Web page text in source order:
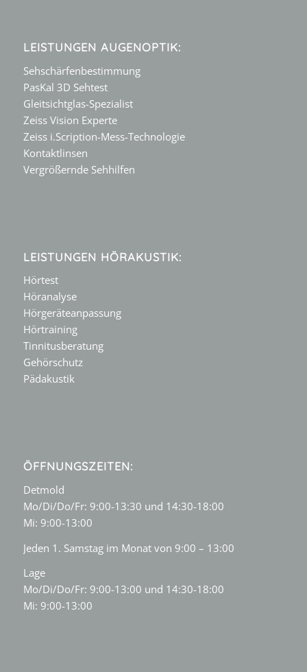
LEISTUNGEN AUGENOPTIK:
Sehschärfenbestimmung
PasKal 3D Sehtest
Gleitsichtglas-Spezialist
Zeiss Vision Experte
Zeiss i.Scription-Mess-Technologie
Kontaktlinsen
Vergrößernde Sehhilfen
LEISTUNGEN HÖRAKUSTIK:
Hörtest
Höranalyse
Hörgeräteanpassung
Hörtraining
Tinnitusberatung
Gehörschutz
Pädakustik
ÖFFNUNGSZEITEN:
Detmold
Mo/Di/Do/Fr: 9:00-13:30 und 14:30-18:00
Mi: 9:00-13:00
Jeden 1. Samstag im Monat von 9:00 – 13:00
Lage
Mo/Di/Do/Fr: 9:00-13:00 und 14:30-18:00
Mi: 9:00-13:00